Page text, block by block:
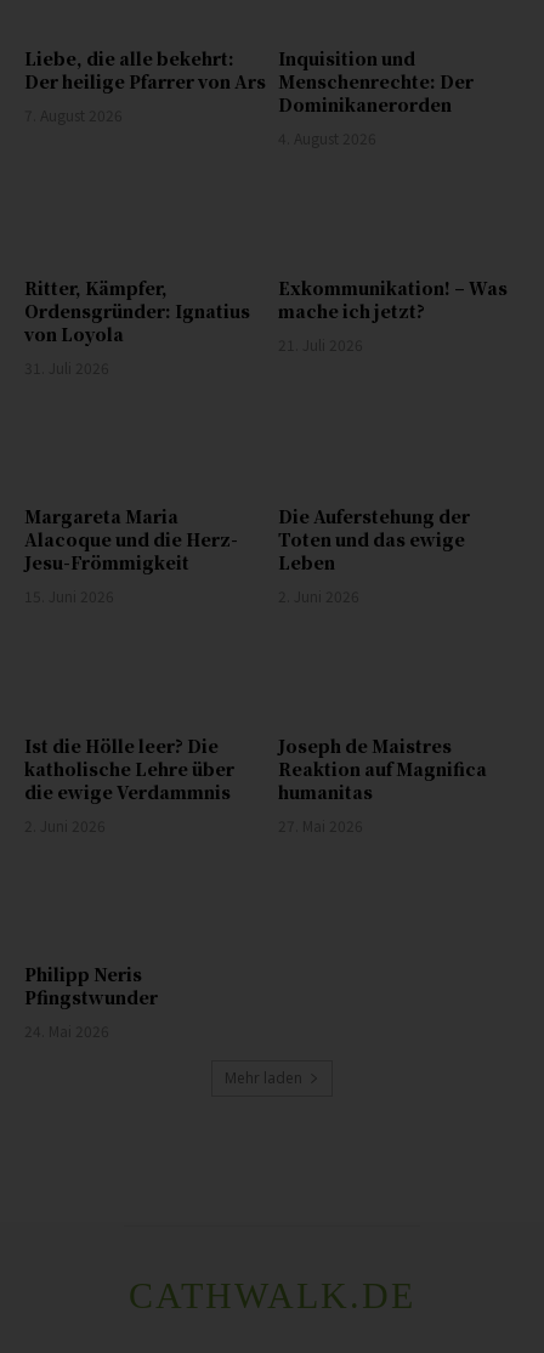
Liebe, die alle bekehrt:
Der heilige Pfarrer von Ars
Inquisition und
Menschenrechte: Der
Dominikanerorden
Ritter, Kämpfer,
Ordensgründer: Ignatius
von Loyola
Exkommunikation! – Was
mache ich jetzt?
Margareta Maria
Alacoque und die Herz-
Jesu-Frömmigkeit
Die Auferstehung der
Toten und das ewige
Leben
Ist die Hölle leer? Die
katholische Lehre über
die ewige Verdammnis
Joseph de Maistres
Reaktion auf Magnifica
humanitas
Philipp Neris
Pfingstwunder
Mehr laden
CATHWALK.DE